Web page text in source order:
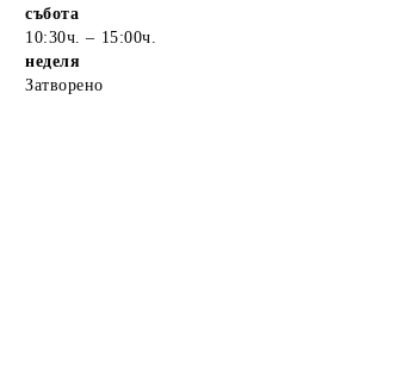
събота
10:30ч. – 15:00ч.
неделя
Затворено